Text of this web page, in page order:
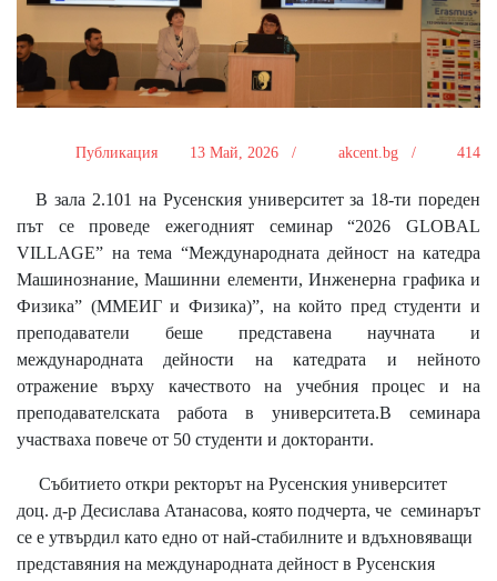
Публикация 13 Май, 2026 / akcent.bg / 414
В зала 2.101 на Русенския университет за 18-ти пореден
път се проведе ежегодният семинар “2026 GLOBAL
VILLAGE” на тема “Международната дейност на катедра
Машинознание, Машинни елементи, Инженерна графика и
Физика” (ММЕИГ и Физика)”, на който пред студенти и
преподаватели беше представена научната и
международната дейности на катедрата и нейното
отражение върху качеството на учебния процес и на
преподавателската работа в университета.В семинара
участваха повече от 50 студенти и докторанти.
Събитието откри ректорът на Русенския университет
доц. д-р Десислава Атанасова, която подчерта, че семинарът
се е утвърдил като едно от най-стабилните и вдъхновяващи
представяния на международната дейност в Русенския